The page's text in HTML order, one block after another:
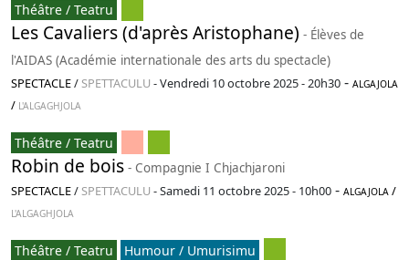
Théâtre / Teatru
Les Cavaliers (d'après Aristophane) - Élèves de
l'AIDAS (Académie internationale des arts du spectacle)
SPECTACLE/ SPETTACULU -Vendredi 10 octobre 2025 - 20h30 - ALGAJOLA
/ L'ALGAGHJOLA
Théâtre / Teatru
Robin de bois - Compagnie I Chjachjaroni
SPECTACLE/ SPETTACULU -Samedi 11 octobre 2025 - 10h00 - ALGAJOLA /
L'ALGAGHJOLA
Théâtre / Teatru Humour / Umurisimu